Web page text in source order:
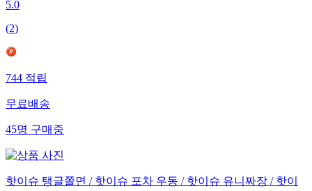
5.0
(2)
744적립
무료배송
45명구매중
핫이슈 탱글쫄면 / 핫이슈 포차 우동 / 핫이슈 유니짜장 / 핫이